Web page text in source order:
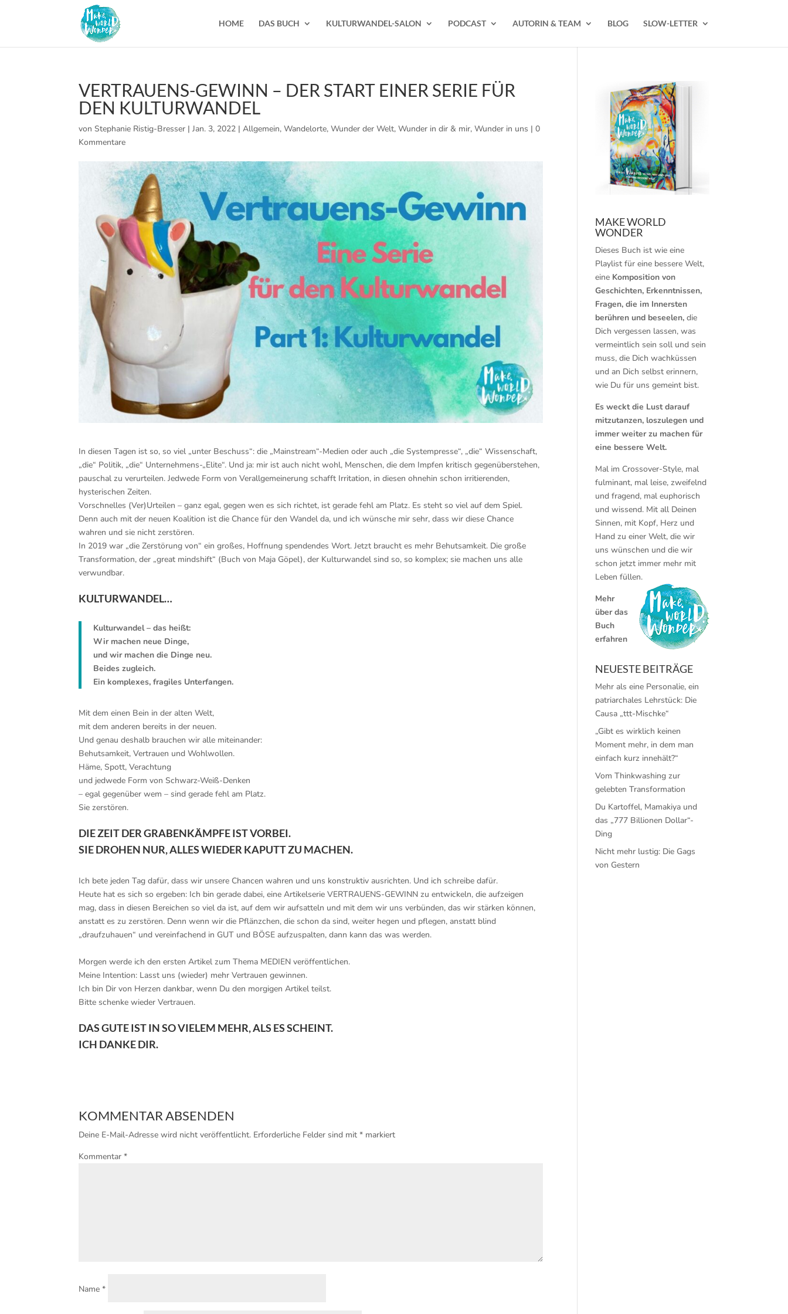
HOME DAS BUCH KULTURWANDEL-SALON PODCAST AUTORIN & TEAM BLOG SLOW-LETTER
VERTRAUENS-GEWINN – DER START EINER SERIE FÜR
DEN KULTURWANDEL
vonStephanie Ristig-Bresser |Jan. 3, 2022 |Allgemein,Wandelorte,Wunder der Welt,Wunder in dir & mir,Wunder in uns |0
Kommentare
In diesen Tagen ist so, so viel „unter Beschuss“: die „Mainstream“-Medien oder auch „die Systempresse“, „die“ Wissenschaft,
„die“ Politik, „die“ Unternehmens-„Elite“. Und ja: mir ist auch nicht wohl, Menschen, die dem Impfen kritisch gegenüberstehen,
pauschal zu verurteilen. Jedwede Form von Verallgemeinerung schafft Irritation, in diesen ohnehin schon irritierenden,
hysterischen Zeiten.
Vorschnelles (Ver)Urteilen – ganz egal, gegen wen es sich richtet, ist gerade fehl am Platz. Es steht so viel auf dem Spiel.
Denn auch mit der neuen Koalition ist die Chance für den Wandel da, und ich wünsche mir sehr, dass wir diese Chance
wahren und sie nicht zerstören.
In 2019 war „die Zerstörung von“ ein großes, Hoffnung spendendes Wort. Jetzt braucht es mehr Behutsamkeit. Die große
Transformation, der „great mindshift“ (Buch von Maja Göpel), der Kulturwandel sind so, so komplex; sie machen uns alle
verwundbar.
KULTURWANDEL…
Kulturwandel – das heißt:
Wir machen neue Dinge,
und wir machen die Dinge neu.
Beides zugleich.
Ein komplexes, fragiles Unterfangen.
Mit dem einen Bein in der alten Welt,
mit dem anderen bereits in der neuen.
Und genau deshalb brauchen wir alle miteinander:
Behutsamkeit, Vertrauen und Wohlwollen.
Häme, Spott, Verachtung
und jedwede Form von Schwarz-Weiß-Denken
– egal gegenüber wem – sind gerade fehl am Platz.
Sie zerstören.
DIE ZEIT DER GRABENKÄMPFE IST VORBEI.
SIE DROHEN NUR, ALLES WIEDER KAPUTT ZU MACHEN.
Ich bete jeden Tag dafür, dass wir unsere Chancen wahren und uns konstruktiv ausrichten. Und ich schreibe dafür.
Heute hat es sich so ergeben: Ich bin gerade dabei, eine Artikelserie VERTRAUENS-GEWINN zu entwickeln, die aufzeigen
mag, dass in diesen Bereichen so viel da ist, auf dem wir aufsatteln und mit dem wir uns verbünden, das wir stärken können,
anstatt es zu zerstören. Denn wenn wir die Pflänzchen, die schon da sind, weiter hegen und pflegen, anstatt blind
„draufzuhauen“ und vereinfachend in GUT und BÖSE aufzuspalten, dann kann das was werden.
Morgen werde ich den ersten Artikel zum Thema MEDIEN veröffentlichen.
Meine Intention: Lasst uns (wieder) mehr Vertrauen gewinnen.
Ich bin Dir von Herzen dankbar, wenn Du den morgigen Artikel teilst.
Bitte schenke wieder Vertrauen.
DAS GUTE IST IN SO VIELEM MEHR, ALS ES SCHEINT.
ICH DANKE DIR.
KOMMENTAR ABSENDEN
Deine E-Mail-Adresse wird nicht veröffentlicht. Erforderliche Felder sind mit* markiert
Kommentar*
Name*
MAKE WORLD
WONDER
Dieses Buch ist wie eine
Playlist für eine bessere Welt,
eine Komposition von
Geschichten, Erkenntnissen,
Fragen, die im Innersten
berühren und beseelen, die
Dich vergessen lassen, was
vermeintlich sein soll und sein
muss, die Dich wachküssen
und an Dich selbst erinnern,
wie Du für uns gemeint bist.
Es weckt die Lust darauf
mitzutanzen, loszulegen und
immer weiter zu machen für
eine bessere Welt.
Mal im Crossover-Style, mal
fulminant, mal leise, zweifelnd
und fragend, mal euphorisch
und wissend. Mit all Deinen
Sinnen, mit Kopf, Herz und
Hand zu einer Welt, die wir
uns wünschen und die wir
schon jetzt immer mehr mit
Leben füllen.
Mehr
über das
Buch
erfahren
NEUESTE BEITRÄGE
Mehr als eine Personalie, ein
patriarchales Lehrstück: Die
Causa „ttt-Mischke“
„Gibt es wirklich keinen
Moment mehr, in dem man
einfach kurz innehält?“
Vom Thinkwashing zur
gelebten Transformation
Du Kartoffel, Mamakiya und
das „777 Billionen Dollar“-
Ding
Nicht mehr lustig: Die Gags
von Gestern